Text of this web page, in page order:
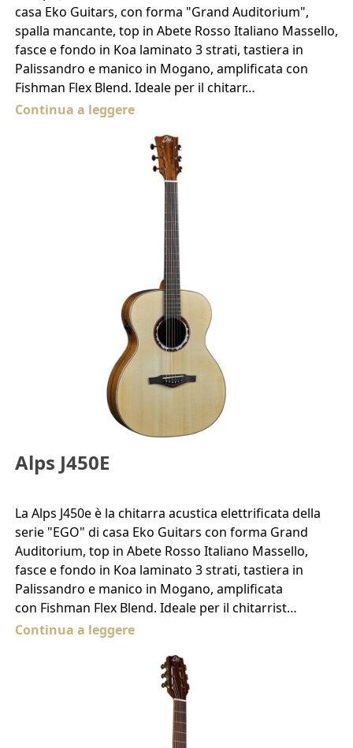
casa Eko Guitars, con forma "Grand Auditorium",
spalla mancante, top in Abete Rosso Italiano Massello,
fasce e fondo in Koa laminato 3 strati, tastiera in
Palissandro e manico in Mogano, amplificata con
Fishman Flex Blend. Ideale per il chitarr…
Continua a leggere
Alps J450E
La Alps J450e è la chitarra acustica elettrificata della
serie "EGO" di casa Eko Guitars con forma Grand
Auditorium, top in Abete Rosso Italiano Massello,
fasce e fondo in Koa laminato 3 strati, tastiera in
Palissandro e manico in Mogano, amplificata
con Fishman Flex Blend. Ideale per il chitarrist…
Continua a leggere